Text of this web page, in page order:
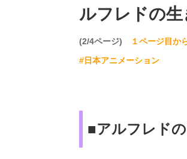
ルフレドの
(2/4ページ)
１ページ目か
#日本アニメーション
■アルフレドの